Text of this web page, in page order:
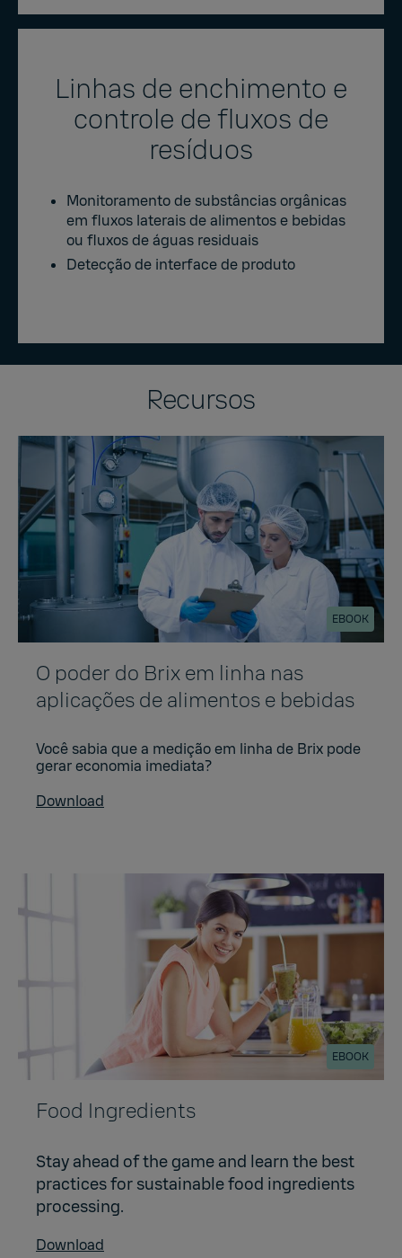
Linhas de enchimento e
controle de fluxos de
resíduos
Monitoramento de substâncias orgânicas
em fluxos laterais de alimentos e bebidas
ou fluxos de águas residuais
Detecção de interface de produto
Recursos
EBOOK
O poder do Brix em linha nas
aplicações de alimentos e bebidas
Você sabia que a medição em linha de Brix pode
gerar economia imediata?
Download
EBOOK
Food Ingredients
Stay ahead of the game and learn the best
practices for sustainable food ingredients
processing.
Download